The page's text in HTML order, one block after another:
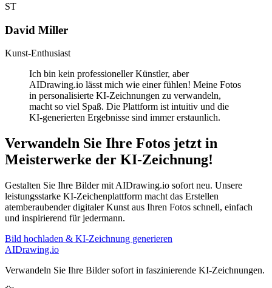
ST
David Miller
Kunst-Enthusiast
Ich bin kein professioneller Künstler, aber
AIDrawing.io lässt mich wie einer fühlen! Meine Fotos
in personalisierte KI-Zeichnungen zu verwandeln,
macht so viel Spaß. Die Plattform ist intuitiv und die
KI-generierten Ergebnisse sind immer erstaunlich.
Verwandeln Sie Ihre Fotos jetzt in
Meisterwerke der KI-Zeichnung!
Gestalten Sie Ihre Bilder mit AIDrawing.io sofort neu. Unsere
leistungsstarke KI-Zeichenplattform macht das Erstellen
atemberaubender digitaler Kunst aus Ihren Fotos schnell, einfach
und inspirierend für jedermann.
Bild hochladen & KI-Zeichnung generieren
AIDrawing.io
Verwandeln Sie Ihre Bilder sofort in faszinierende KI-Zeichnungen.